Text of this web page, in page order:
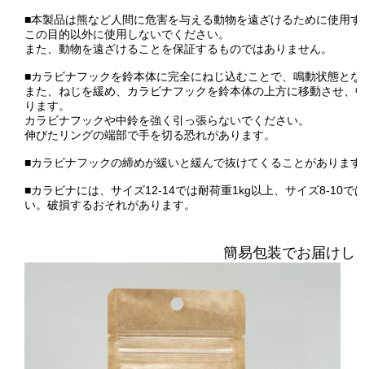
■本製品は熊など人間に危害を与える動物を遠ざけるために使用
この目的以外に使用しないでください。
また、動物を遠ざけることを保証するものではありません。
■カラビナフックを鈴本体に完全にねじ込むことで、鳴動状態とな
また、ねじを緩め、カラビナフックを鈴本体の上方に移動させ、
ります。
カラビナフックや中鈴を強く引っ張らないでください。
伸びたリングの端部で手を切る恐れがあります。
■カラビナフックの締めが緩いと緩んで抜けてくることがあります
■カラビナには、サイズ12-14では耐荷重1kg以上、サイズ8-10で
い。破損するおそれがあります。
簡易包装でお届けし